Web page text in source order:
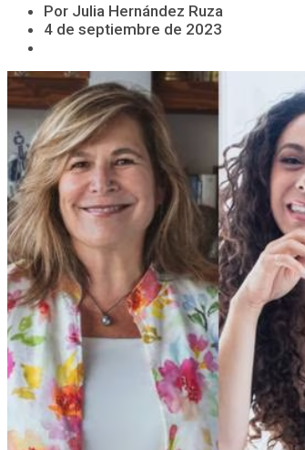
Por Julia Hernández Ruza
4 de septiembre de 2023